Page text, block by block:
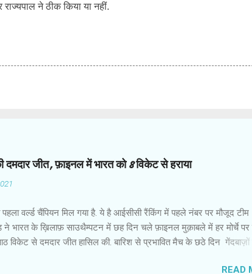
ने ठीक किया या नहीं.
जीत, फ़ाइनल में भारत को 8 विकेट से हराया
वर्ल्ड चैंपियन मिल गया है. ये है आईसीसी रैंकिंग में पहले नंबर पर मौजूद टीम
ने भारत के ख़िलाफ़ साउथैम्पटन में छह दिन चले फ़ाइनल मुक़ाबले में हर मोर्चे पर
विकेट से दमदार जीत हासिल की. बारिश से प्रभावित मैच के छठे दिन गेंदबाज़ों
रच दिया . जीत के हीरो रहे कप्तान विलियमसन ने हाफ सेंचुरी जमाई. वो 89
READ